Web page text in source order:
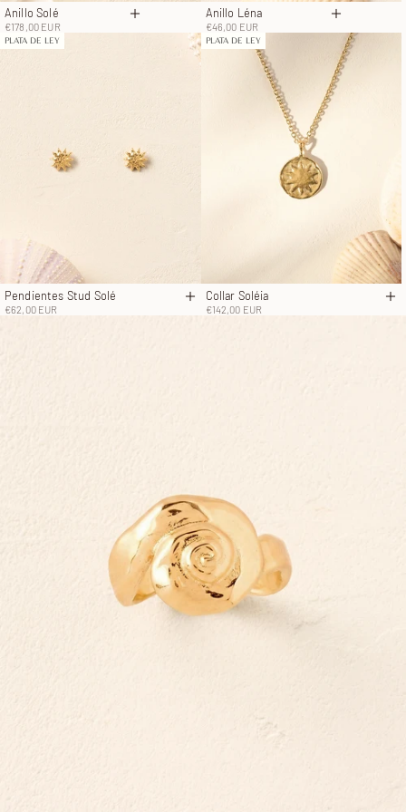
Anillo Solé
Precio de oferta
€178,00 EUR Elige opciones
Anillo Léna
Precio de oferta
€46,00 EUR Elige
PLATA DE LEY
Pendientes Stud Solé
Precio de oferta
€62,00 EUR Añadir a la cesta
PLATA DE LEY
Collar Soléia
Precio de oferta
€142,00 EUR